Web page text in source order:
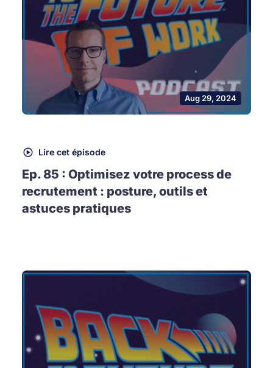
Aug 29, 2024
Lire cet épisode
Ep. 85 : Optimisez votre process de
recrutement : posture, outils et
astuces pratiques